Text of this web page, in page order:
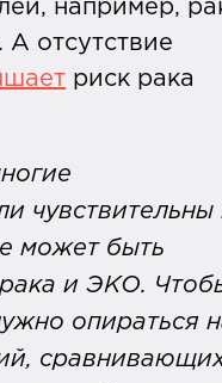
например,
отсутствие
риск рака
чувствительны
может быть
рака и ЭКО.
опираться